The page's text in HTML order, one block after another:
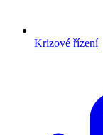
Krizové řízení